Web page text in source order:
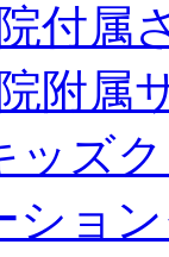
付属
附属
ッズ
ショ